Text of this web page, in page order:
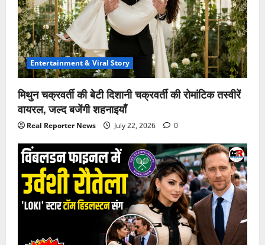
Entertainment & Viral Story
मिथुन चक्रवर्ती की बेटी दिशानी चक्रवर्ती की रोमांटिक तस्वीरें
वायरल, जल्द बजेंगी शहनाइयाँ
Real Reporter News July 22, 2026 0